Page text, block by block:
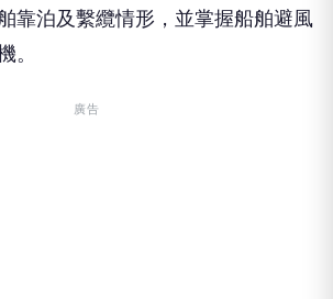
靠泊及繫纜情形，並掌握船舶避風
。
廣告